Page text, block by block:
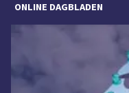
ONLINE DAGBLADEN